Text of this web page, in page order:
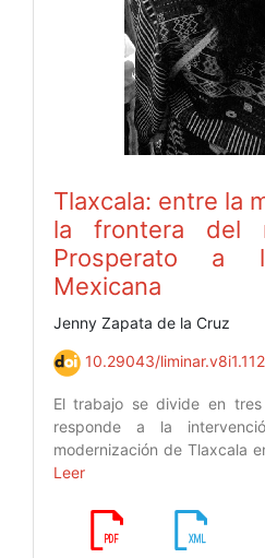
Tlaxcala: entre la
la frontera del
Prosperato a
Mexicana
Jenny Zapata de la Cruz
10.29043/liminar.v8i1.112
El trabajo se divide en
responde a la
modernización de Tlaxcala
Leer